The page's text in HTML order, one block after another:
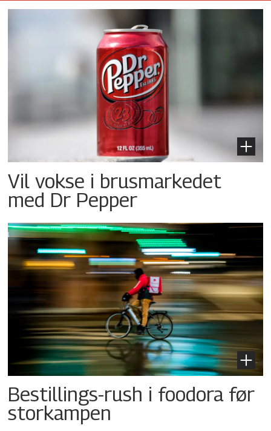
Vil vokse i brusmarkedet
med Dr Pepper
Bestillings-rush i foodora før
storkampen